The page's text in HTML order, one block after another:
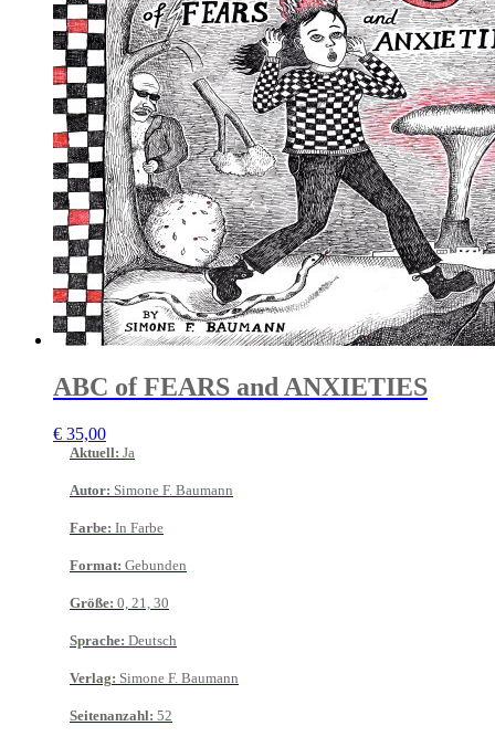
ABC of FEARS and ANXIETIES
€ 35,00
Aktuell: Ja
Autor: Simone F. Baumann
Farbe: In Farbe
Format: Gebunden
Größe: 0, 21, 30
Sprache: Deutsch
Verlag: Simone F. Baumann
Seitenanzahl: 52